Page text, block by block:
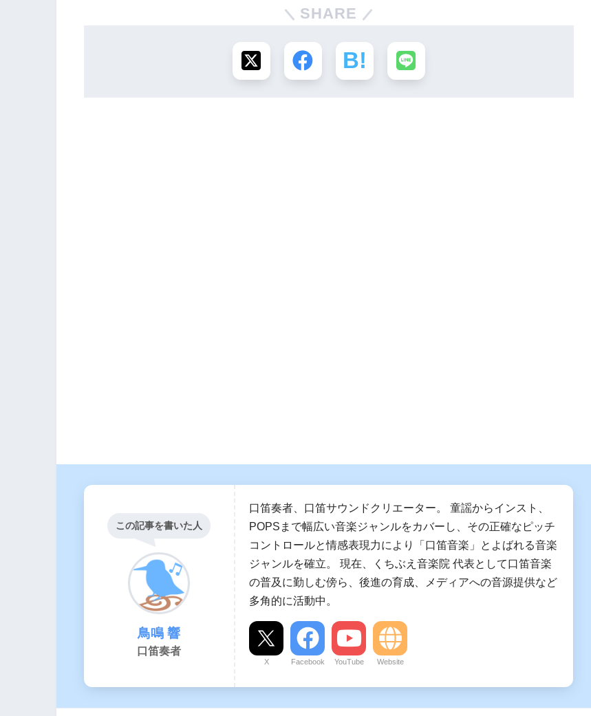
SHARE
この記事を書いた人
鳥鳴 響
口笛奏者
口笛奏者、口笛サウンドクリエーター。 童謡からインスト、
POPSまで幅広い音楽ジャンルをカバーし、その正確なピッチ
コントロールと情感表現力により「口笛音楽」とよばれる音楽
ジャンルを確立。 現在、くちぶえ音楽院 代表として口笛音楽
の普及に勤しむ傍ら、後進の育成、メディアへの音源提供など
多角的に活動中。
X Facebook YouTube Website